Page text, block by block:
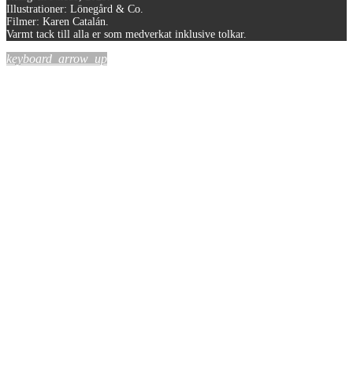
Illustrationer: Lönegård & Co.
Filmer: Karen Catalán.
Varmt tack till alla er som medverkat inklusive tolkar.
keyboard_arrow_up